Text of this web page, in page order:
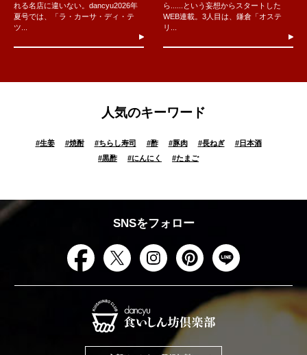
れる名店に違いない。dancyu2026年
夏号では、「ラ・カーサ・ディ・テ
ツ...
ら......という妄想からスタートした
WEB連載。3人目は、鎌倉「オステ
リ...
人気のキーワード
#生姜 #焼酎 #ちらし寿司 #酢 #豚肉 #長ねぎ #日本酒
#黒酢 #にんにく #たまご
SNSをフォロー